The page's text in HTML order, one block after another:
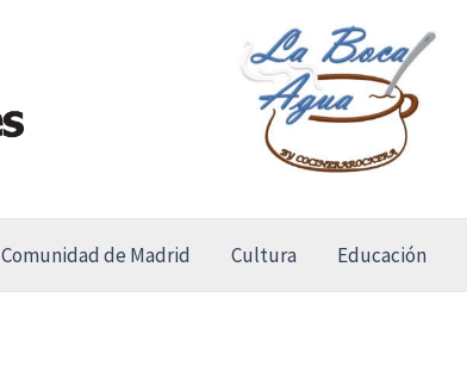
Comunidad de Madrid Cultura Educación